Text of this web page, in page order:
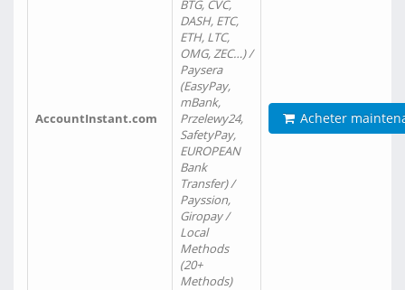
AccountInstant.com
BTG, CVC,
DASH, ETC,
ETH, LTC,
OMG, ZEC…) /
Paysera
(EasyPay,
mBank,
Przelewy24,
SafetyPay,
EUROPEAN
Bank
Transfer) /
Payssion,
Giropay /
Local
Methods
(20+
Methods)
Acheter